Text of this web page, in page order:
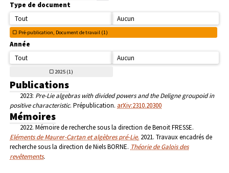
Type de document
Tout
Aucun
Pré-publication, Document de travail (1)
Année
Tout
Aucun
2025 (1)
Publications
2023: Pre-Lie algebras with divided powers and the Deligne groupoid in
positive characteristic. Prépublication. arXiv:2310.20300
Mémoires
2022. Mémoire de recherche sous la direction de Benoit FRESSE.
Eléments de Maurer-Cartan et algèbres pré-Lie. 2021. Travaux encadrés de
recherche sous la direction de Niels BORNE. Théorie de Galois des
revêtements.